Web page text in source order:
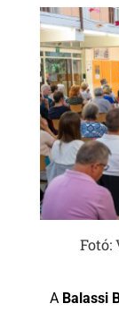
Fotó:
A Balassi